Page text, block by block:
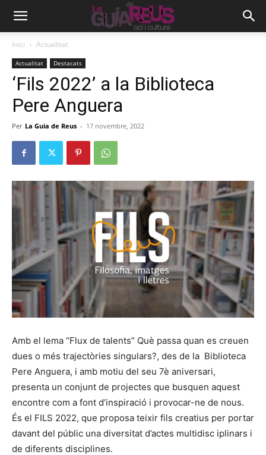
Inici Actualitat
Actualitat Destacats
‘Fils 2022’ a la Biblioteca
Pere Anguera
Per La Guia de Reus - 17 novembre, 2022
Amb el lema “Flux de talents” Què passa quan es creuen
dues o més trajectòries singulars?, des de la Biblioteca
Pere Anguera, i amb motiu del seu 7è aniversari,
presenta un conjunt de projectes que busquen aquest
encontre com a font d’inspiració i provocar-ne de nous.
És el FILS 2022, que proposa teixir fils creatius per portar
davant del públic una diversitat d’actes multidisc iplinars i
de diferents disciplines.